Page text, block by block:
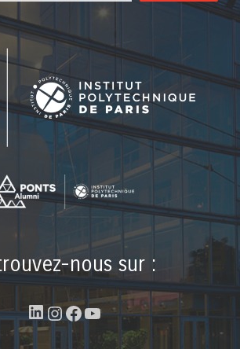
nous sur :
LinkedIn
Instagram
Facebook
YouTube